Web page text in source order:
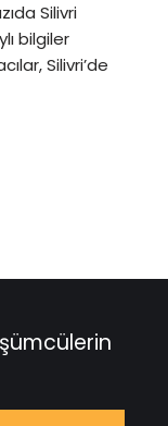
Silivri
bilgiler
Silivri’de